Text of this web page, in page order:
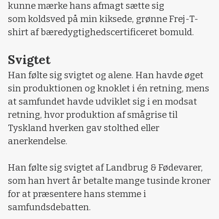
kunne mærke hans afmagt sætte sig
som koldsved på min kiksede, grønne Frej-T-
shirt af bæredygtighedscertificeret bomuld.
Svigtet
Han følte sig svigtet og alene. Han havde øget
sin produktionen og knoklet i én retning, mens
at samfundet havde udviklet sig i en modsat
retning, hvor produktion af smågrise til
Tyskland hverken gav stolthed eller
anerkendelse.
Han følte sig svigtet af Landbrug & Fødevarer,
som han hvert år betalte mange tusinde kroner
for at præsentere hans stemme i
samfundsdebatten.